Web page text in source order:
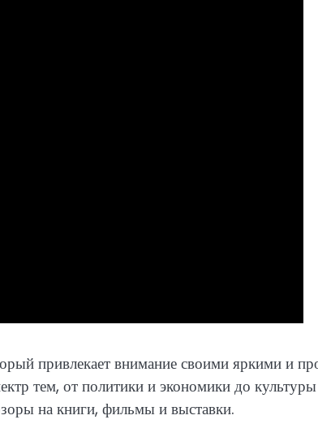
привлекает внимание своими яркими и
тем, от политики и экономики до
на книги, фильмы и выставки.